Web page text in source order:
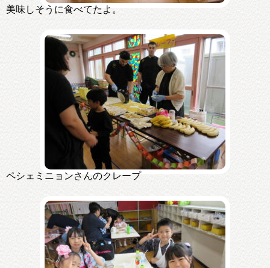
美味しそうに食べてたよ。
ペシェミニョンさんのクレープ